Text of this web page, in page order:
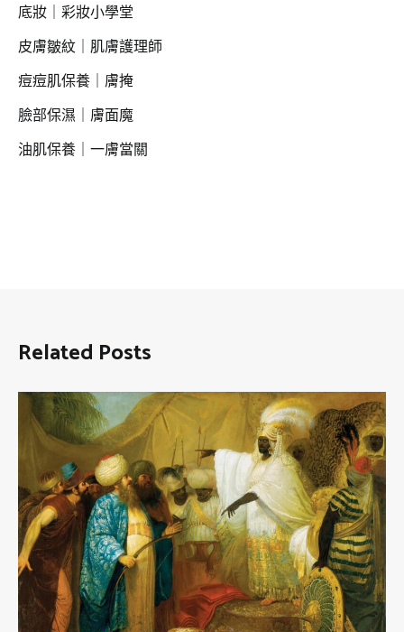
底妝｜彩妝小學堂
皮膚皺紋｜肌膚護理師
痘痘肌保養｜膚掩
臉部保濕｜膚面魔
油肌保養｜一膚當關
Related Posts